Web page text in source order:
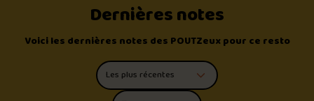
Dernières notes
Voici les dernières notes des POUTZeux pour ce resto
Trier les commentaires
Filtrer par type de poutine